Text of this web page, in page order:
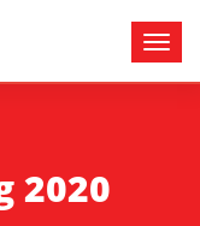
2020